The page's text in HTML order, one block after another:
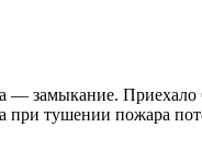
замыкание.
тушении пожара